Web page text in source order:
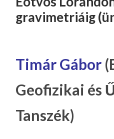
gravimetriáig
Timár Gábor
Geofizikai és
Tanszék)